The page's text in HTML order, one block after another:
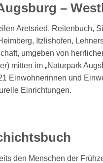
–
Aretsried, Reitenbuch,
Itzlishofen,
umgeben von
mitten im „Naturpark
Einwohnerinnen und
Einrichtungen.
den Menschen der